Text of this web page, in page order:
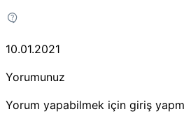
10.01.2021
Yorumunuz
Yorum yapabilmek için giriş